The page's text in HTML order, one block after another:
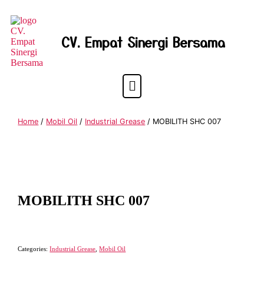
CV. Empat Sinergi Bersama
Home / Mobil Oil / Industrial Grease / MOBILITH SHC 007
MOBILITH SHC 007
Categories:Industrial Grease ,Mobil Oil